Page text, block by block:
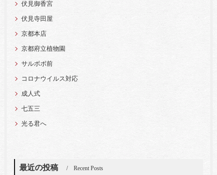
伏見御香宮
伏見寺田屋
京都本店
京都府立植物園
サルボボ前
コロナウイルス対応
成人式
七五三
光る君へ
最近の投稿 Recent Posts